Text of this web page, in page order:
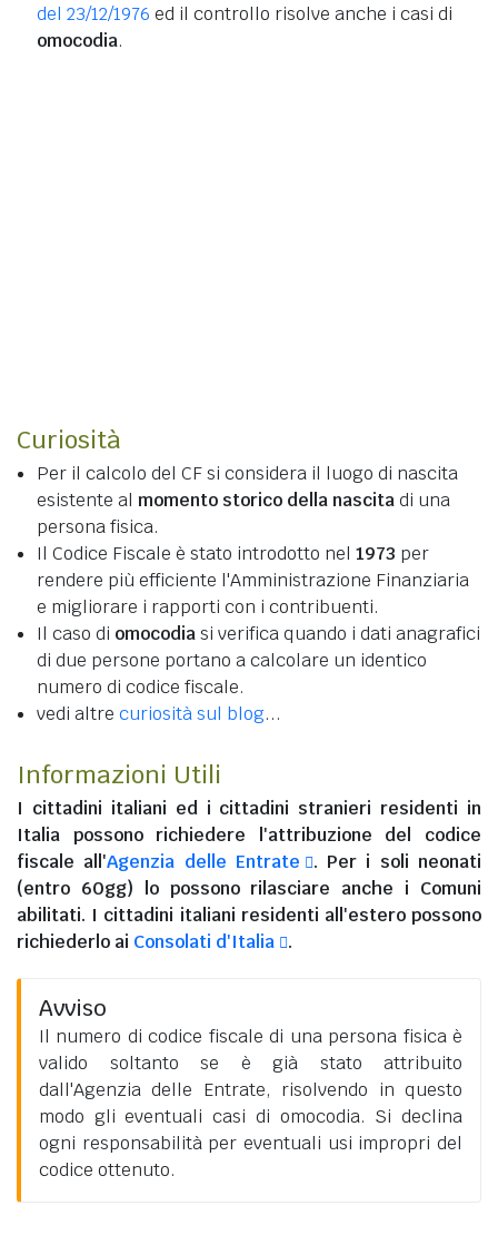
del 23/12/1976 ed il controllo risolve anche i casi di
omocodia.
Curiosità
Per il calcolo del CF si considera il luogo di nascita
esistente al momento storico della nascitadi una
persona fisica.
Il Codice Fiscale è stato introdotto nel 1973 per
rendere più efficiente l'Amministrazione Finanziaria
e migliorare i rapporti con i contribuenti.
Il caso di omocodiasi verifica quando i dati anagrafici
di due persone portano a calcolare un identico
numero di codice fiscale.
vedi altre curiosità sul blog...
Informazioni Utili
I cittadini italiani ed i cittadini stranieri residenti in
Italia possono richiedere l'attribuzione del codice
fiscale all'Agenzia delle Entrate
. Per i soli neonati
(entro 60gg) lo possono rilasciare anche i Comuni
abilitati. I cittadini italiani residenti all'esteropossono
richiederlo ai Consolati d'Italia .
Avviso
Il numero di codice fiscale di una persona fisica è
valido soltanto se è già stato attribuito
dall'Agenzia delle Entrate, risolvendo in questo
modo gli eventuali casi di omocodia. Si declina
ogni responsabilità per eventuali usi impropri del
codice ottenuto.